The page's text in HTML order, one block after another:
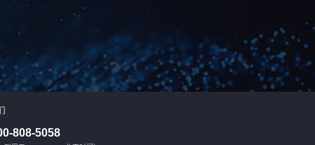
808-5058